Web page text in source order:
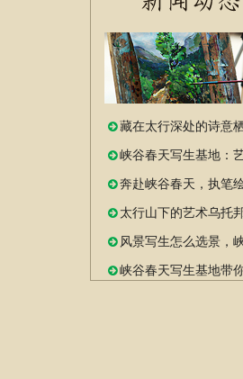
藏在太行深处的诗意
峡谷春天写生基地：
奔赴峡谷春天，执笔
太行山下的艺术乌托
风景写生怎么选景，
峡谷春天写生基地带